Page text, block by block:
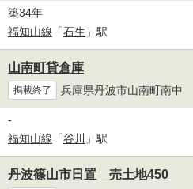
築34年
福知山線 「石生 」駅
山南町貸倉庫
掲載終了 兵庫県丹波市山南町南中
-
福知山線 「谷川 」駅
丹波篠山市日置 売土地450